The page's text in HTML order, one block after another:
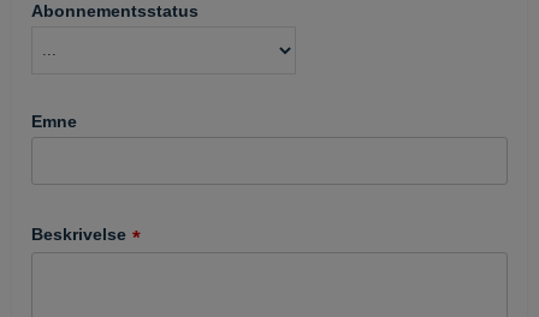
Abonnementsstatus
Emne
Beskrivelse